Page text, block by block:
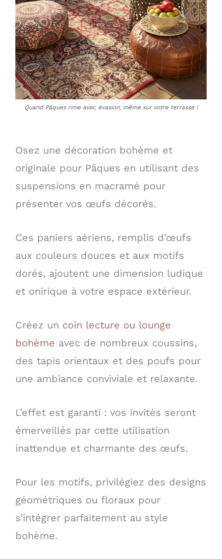
Quand Pâques rime avec évasion, même sur votre terrasse !
Osez une décoration bohème et
originale pour Pâques en utilisant des
suspensions en macramé pour
présenter vos œufs décorés.
Ces paniers aériens, remplis d’œufs
aux couleurs douces et aux motifs
dorés, ajoutent une dimension ludique
et onirique à votre espace extérieur.
Créez un coin lecture ou lounge
bohème avec de nombreux coussins,
des tapis orientaux et des poufs pour
une ambiance conviviale et relaxante.
L’effet est garanti : vos invités seront
émerveillés par cette utilisation
inattendue et charmante des œufs.
Pour les motifs, privilégiez des designs
géométriques ou floraux pour
s’intégrer parfaitement au style
bohème.